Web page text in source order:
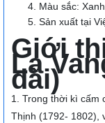
Màu sắc: Xanh
Sản xuất tại
Giới
La
dài)
1. Trong thời kì cấm
Thịnh (1792- 1802),